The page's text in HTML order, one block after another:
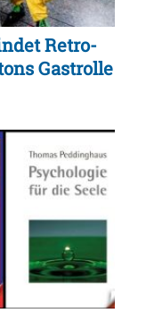
Retro-
Gastrolle